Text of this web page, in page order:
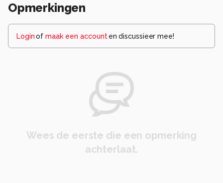
Opmerkingen
Loginof maak een account en discussieer mee!
Wees de eerste die een opmerking
achterlaat.